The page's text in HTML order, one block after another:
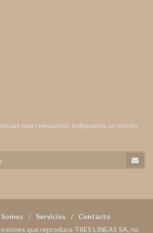
mas relevantes, indiquenos un correo
Servicios
Contacto
que reproduce TRES LINEAS SA, no